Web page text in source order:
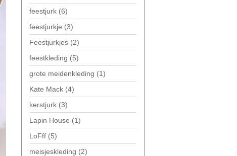
feestjurk (6)
feestjurkje (3)
Feestjurkjes (2)
feestkleding (5)
grote meidenkleding (1)
Kate Mack (4)
kerstjurk (3)
Lapin House (1)
LoFff (5)
meisjeskleding (2)